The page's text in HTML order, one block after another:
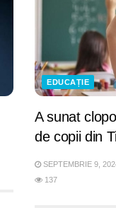
EDUCAȚIE
A sunat
de copii din
SEPTEMBRIE 9,
137